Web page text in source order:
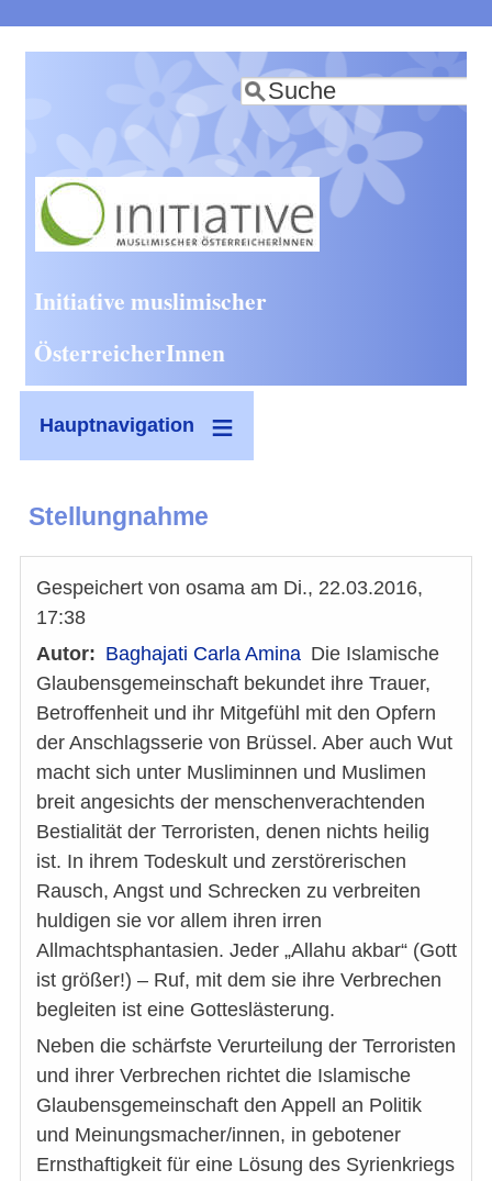
zum
Inhalt
Suche
Initiative muslimischer
ÖsterreicherInnen
Hauptnavigation
Stellungnahme
Gespeichert von osama am Di., 22.03.2016,
17:38
Autor
Baghajati Carla Amina Die Islamische
Glaubensgemeinschaft bekundet ihre Trauer,
Betroffenheit und ihr Mitgefühl mit den Opfern
der Anschlagsserie von Brüssel. Aber auch Wut
macht sich unter Musliminnen und Muslimen
breit angesichts der menschenverachtenden
Bestialität der Terroristen, denen nichts heilig
ist. In ihrem Todeskult und zerstörerischen
Rausch, Angst und Schrecken zu verbreiten
huldigen sie vor allem ihren irren
Allmachtsphantasien. Jeder „Allahu akbar“ (Gott
ist größer!) – Ruf, mit dem sie ihre Verbrechen
begleiten ist eine Gotteslästerung.
Neben die schärfste Verurteilung der Terroristen
und ihrer Verbrechen richtet die Islamische
Glaubensgemeinschaft den Appell an Politik
und Meinungsmacher/innen, in gebotener
Ernsthaftigkeit für eine Lösung des Syrienkriegs